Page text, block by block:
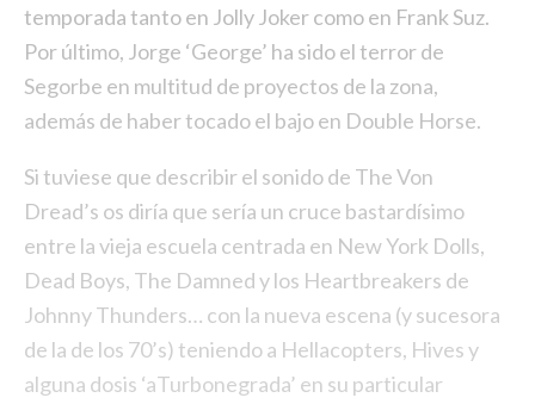
temporada tanto en Jolly Joker como en Frank Suz.
Por último, Jorge ‘George’ ha sido el terror de
Segorbe en multitud de proyectos de la zona,
además de haber tocado el bajo en Double Horse.
Si tuviese que describir el sonido de The Von
Dread’s os diría que sería un cruce bastardísimo
entre la vieja escuela centrada en New York Dolls,
Dead Boys, The Damned y los Heartbreakers de
Johnny Thunders… con la nueva escena (y sucesora
de la de los 70’s) teniendo a Hellacopters, Hives y
alguna dosis ‘aTurbonegrada’ en su particular